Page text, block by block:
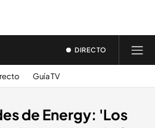
DIRECTO
Guía TV
de Energy: 'Los